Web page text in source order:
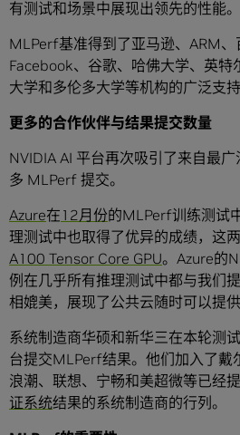
有测试和场景中展现出领先的性能。
MLPerf基准得到了亚马逊、ARM、
Facebook、谷歌、哈佛大学、英特
大学和多伦多大学等机构的广泛支持
更多的合作伙伴与结果提交数量
NVIDIA AI 平台再次吸引了来自最
多 MLPerf 提交。
Azure在 12月份的MLPerf训练测试
理测试中也取得了优异的成绩，这
A100 Tensor Core GPU。Azure的
例在几乎所有推理测试中都与我们
相媲美，展现了公共云随时可以提供
系统制造商华硕和新华三在本轮测
台提交MLPerf结果。他们加入了戴
浪潮、联想、宁畅和美超微等已经
证系统结果的系统制造商的行列。